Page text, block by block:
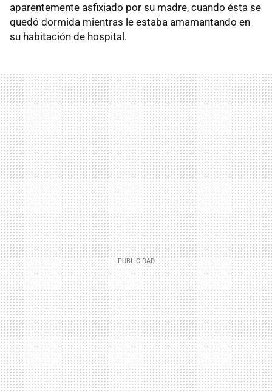
aparentemente asfixiado por su madre, cuando ésta se
quedó dormida mientras le estaba amamantando en
su habitación de hospital.